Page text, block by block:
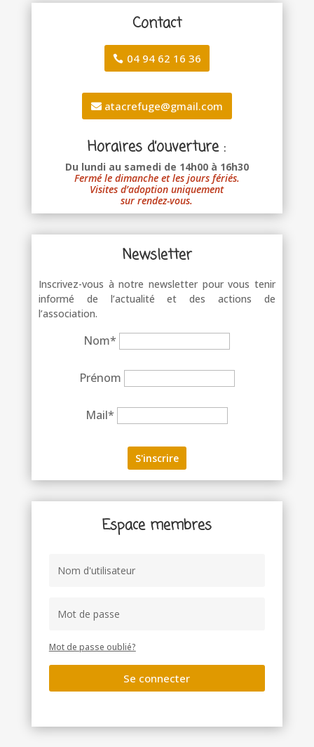
Contact
04 94 62 16 36
atacrefuge@gmail.com
Horaires d’ouverture :
Du lundi au samedi de 14h00 à 16h30
Fermé le dimanche et les jours fériés.
Visites d’adoption uniquement
sur rendez-vous.
Newsletter
Inscrivez-vous à notre newsletter pour vous tenir
informé de l’actualité et des actions de
l’association.
Nom*
Prénom
Mail*
Espace membres
Mot de passe oublié?
Se connecter